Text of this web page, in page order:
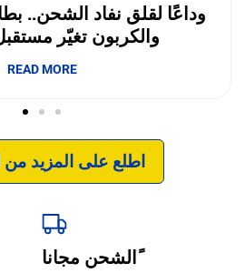
وداعًا لقلق نفاد الشحن..
والكربون تغيّر
READ MORE
اطلع على المزيد من
ًالشحن مجانا
إبداع فور يو
الترجمة والبحوث